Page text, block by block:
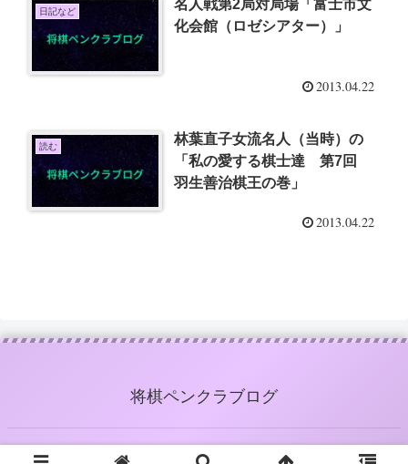
日記など
名人戦第2局対局場「富士市文
化会館（ロゼシアター）」
2013.04.22
読む
林葉直子女流名人（当時）の
「私の愛する棋士達 第7回
羽生善治棋王の巻」
2013.04.22
将棋ペンクラブログ